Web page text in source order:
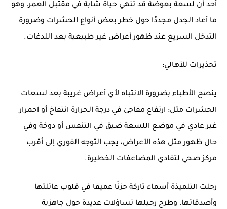
أحد أن لسعة بعوضة قد تنهي حياة شابة في مقتبل العمر، وهو
ما أعاد الجدل مجددًا حول خطر بعض أنواع الحشرات وضرورة
التدخل السريع عند ظهور أعراض غير طبيعية بعد اللدغات.
تحذيرات للأهالي:
ينصح الأطباء بضرورة الانتباه لأي أعراض غريبة بعد لسعات
الحشرات مثل: ارتفاع مفاجئ في درجة الحرارة انتفاخ أو احمرار
غير عادي في موضع اللسعة ضيق في التنفس أو دوخة وفي
حال ظهور مثل هذه الأعراض، يجب التوجه الفوري إلى أقرب
مركز صحي لتفادي المضاعفات الخطيرة.
رحلت التلميذة أسماء تاركة حزنًا عميقا في قلوب عائلتها
وأصدقائها، وطرح رحيلها تساؤلات عديدة حول جاهزية